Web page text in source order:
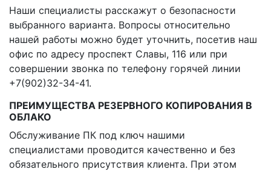
Наши специалисты расскажут о безопасности
выбранного варианта. Вопросы относительно
нашей работы можно будет уточнить, посетив наш
офис по адресу проспект Славы, 116 или при
совершении звонка по телефону горячей линии
+7(902)32-34-41.
ПРЕИМУЩЕСТВА РЕЗЕРВНОГО КОПИРОВАНИЯ В
ОБЛАКО
Обслуживание ПК под ключ нашими
специалистами проводится качественно и без
обязательного присутствия клиента. При этом